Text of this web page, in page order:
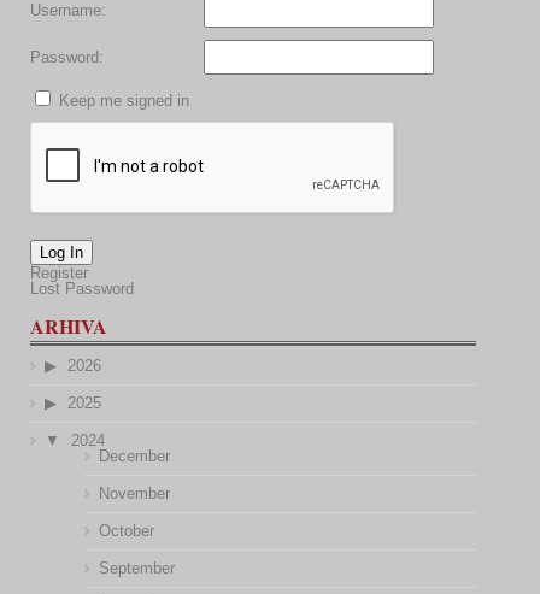
Username:
Password:
Keep me signed in
Log In
Register
Lost Password
ARHIVA
2026
2025
2024
December
November
October
September